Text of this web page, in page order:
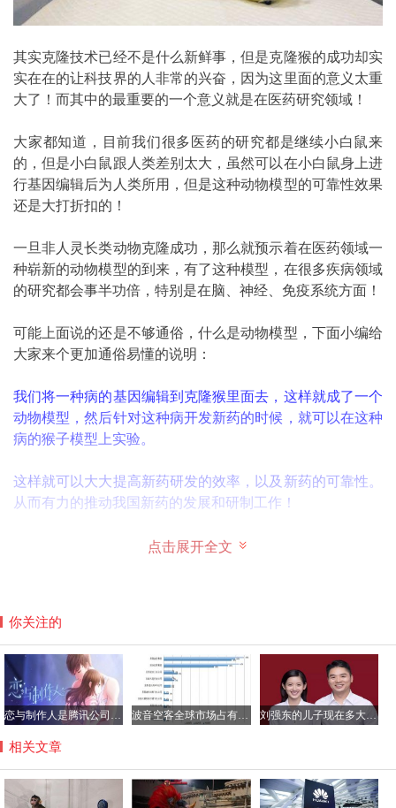
其实克隆技术已经不是什么新鲜事，但是克隆猴的成功却实
实在在的让科技界的人非常的兴奋，因为这里面的意义太重
大了！而其中的最重要的一个意义就是在医药研究领域！
大家都知道，目前我们很多医药的研究都是继续小白鼠来
的，但是小白鼠跟人类差别太大，虽然可以在小白鼠身上进
行基因编辑后为人类所用，但是这种动物模型的可靠性效果
还是大打折扣的！
一旦非人灵长类动物克隆成功，那么就预示着在医药领域一
种崭新的动物模型的到来，有了这种模型，在很多疾病领域
的研究都会事半功倍，特别是在脑、神经、免疫系统方面！
可能上面说的还是不够通俗，什么是动物模型，下面小编给
大家来个更加通俗易懂的说明：
我们将一种病的基因编辑到克隆猴里面去，这样就成了一个
动物模型，然后针对这种病开发新药的时候，就可以在这种
病的猴子模型上实验。
这样就可以大大提高新药研发的效率，以及新药的可靠性。
从而有力的推动我国新药的发展和研制工作！
当前很多神经精神疾病不能得到有效治疗的一个重要原因
办的多了！专家如是说！
点击展开全文
你关注的
恋与制作人是腾讯公司的游戏吗？恋与制作人加不了好友咋回事 波音空客全球市场占有率各多少，空客和波音的乘坐感受哪个好？ 刘强东的儿子现在多大了？刘强东儿子的妈妈是龚晓京吗
相关文章